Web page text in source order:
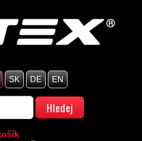
SK DE EN